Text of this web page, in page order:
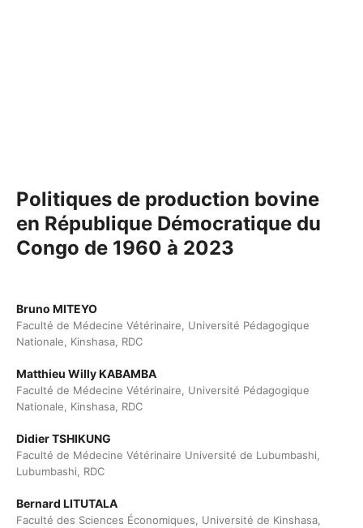
Politiques de production bovine
en République Démocratique du
Congo de 1960 à 2023
Bruno MITEYO
Faculté de Médecine Vétérinaire, Université Pédagogique
Nationale, Kinshasa, RDC
Matthieu Willy KABAMBA
Faculté de Médecine Vétérinaire, Université Pédagogique
Nationale, Kinshasa, RDC
Didier TSHIKUNG
Faculté de Médecine Vétérinaire Université de Lubumbashi,
Lubumbashi, RDC
Bernard LITUTALA
Faculté des Sciences Économiques, Université de Kinshasa,